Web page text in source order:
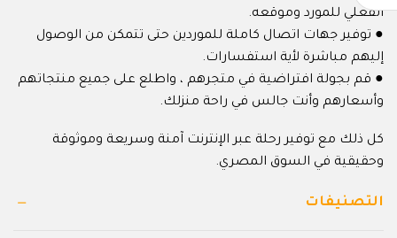
الفعلي للمورد وموقعه.
● توفير جهات اتصال كاملة للموردين حتى تتمكن من الوصول
إليهم مباشرة لأية استفسارات.
● قم بجولة افتراضية في متجرهم ، واطلع على جميع منتجاتهم
وأسعارهم وأنت جالس في راحة منزلك.
كل ذلك مع توفير رحلة عبر الإنترنت آمنة وسريعة وموثوقة
وحقيقية في السوق المصري.
التصنيفات